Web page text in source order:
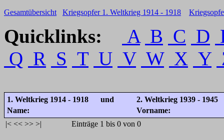
Gesamtübersicht Kriegsopfer 1. Weltkrieg 1914 - 1918
Quicklinks: A B C D
Q R S T U V W X Y
1. Weltkrieg 1914 - 1918 und
2. Weltkrieg 1939 - 1945
Name:
Vorname:
|< << >> >| Einträge 1 bis 0 von 0